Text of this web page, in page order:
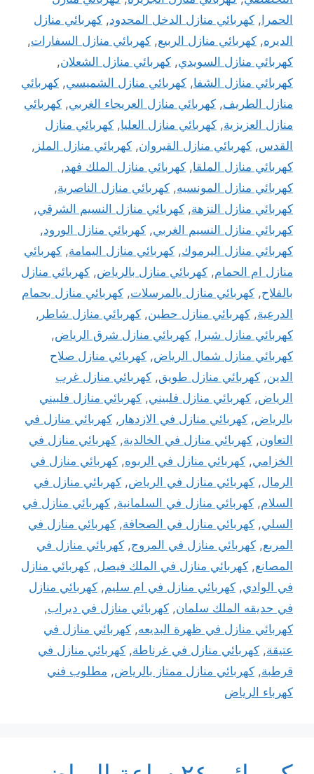
الحمرا, كهربائي منازل الدخل المحدود, كهربائي منازل
الديره, كهربائي منازل الربيع, كهربائي منازل السفارات,
كهربائي منازل السويدي, كهربائي منازل الشعلان,
كهربائي منازل الشفا, كهربائي منازل الشميسي, كهربائي
منازل الطريف, كهربائي منازل العريجاء الغربي, كهربائي
منازل العزيزية, كهربائي منازل العليا, كهربائي منازل
القدس, كهربائي منازل القيروان, كهربائي منازل الملز ,
كهربائي منازل الملقا, كهربائي منازل الملك فهد,
كهربائي منازل المونسيه, كهربائي منازل الناصرية,
كهربائي منازل النزهة, كهربائي منازل النسيم الشرقي,
كهربائي منازل النسيم الغربي, كهربائي منازل الورود,
كهربائي منازل اليرموك, كهربائي منازل اليمامة, كهربائي
منازل ام الحمام, كهربائي منازل بالرياض, كهربائي منازل
بالفلاح, كهربائي منازل بالمرسلات, كهربائي منازل بحمام
الدرعية, كهربائي منازل حطين, كهربائي منازل شاطر ,
كهربائي منازل شبرا, كهربائي منازل شرق الرياض,
كهربائي منازل شمال الرياض, كهربائي منازل صلاح
الدين, كهربائي منازل طويق, كهربائي منازل غرب
الرياض, كهربائي منازل فلبيني, كهربائي منازل فلبيني
بالرياض, كهربائي منازل في الازدهار , كهربائي منازل في
التعاون, كهربائي منازل في الخالدية, كهربائي منازل في
الخزامي, كهربائي منازل في الربوه, كهربائي منازل في
الرمال, كهربائي منازل في الرياض, كهربائي منازل في
السلام, كهربائي منازل في السلمانية, كهربائي منازل في
السلي, كهربائي منازل في الصحافة, كهربائي منازل في
المربع, كهربائي منازل في المروج, كهربائي منازل في
المصانع, كهربائي منازل في الملك فيصل, كهربائي منازل
في الوادي, كهربائي منازل في ام سليم, كهربائي منازل
في حديقه الملك سلمان, كهربائي منازل في ديراب,
كهربائي منازل في ظهرة البديعه, كهربائي منازل في
عتيقة, كهربائي منازل في غرناطة, كهربائي منازل في
قرطبة, كهربائي منازل ممتاز بالرياض, مطلوب فني
كهرباء الرياض